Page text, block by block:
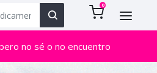
0
no sé o no encuentro